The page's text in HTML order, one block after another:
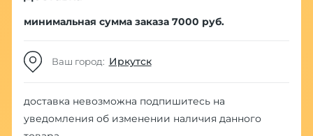
минимальная сумма заказа 7000 руб.
Ваш город: Иркутск
доставка невозможна подпишитесь на
уведомления об изменении наличия данного